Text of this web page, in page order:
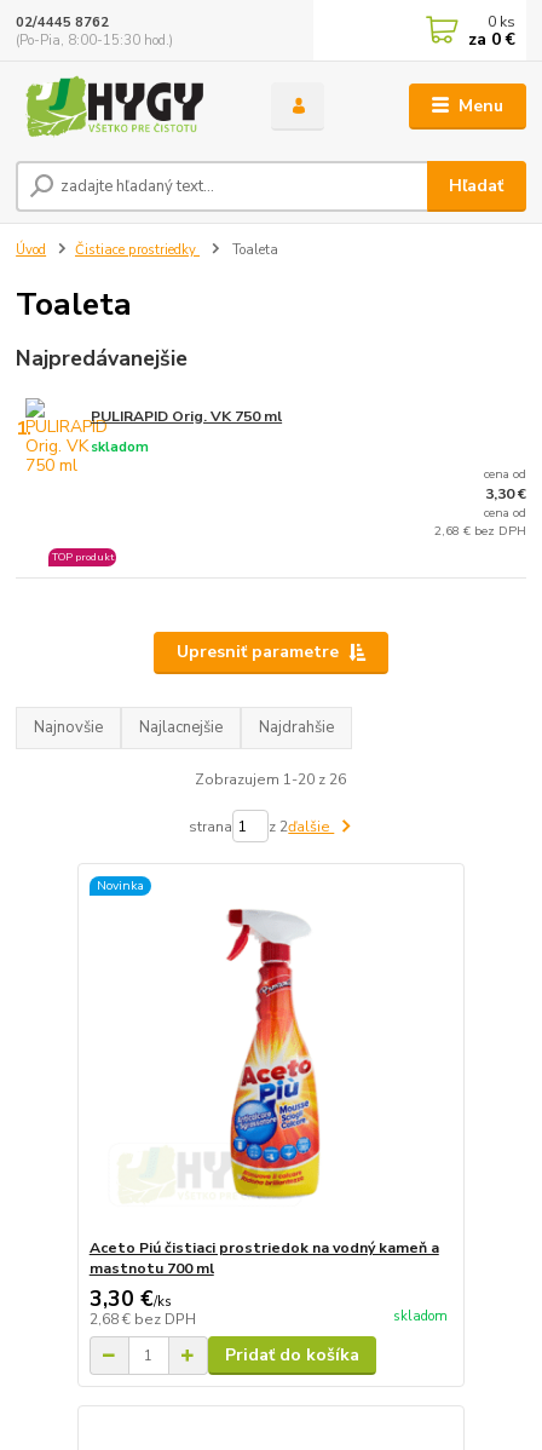
Menu
Hľadať
02/4445 8762
(Po-Pia, 8:00-15:30 hod.)
0 ks
za 0 €
Úvod Čistiace prostriedky Toaleta
Toaleta
Najpredávanejšie
1. PULIRAPID Orig. VK 750 ml
skladom
TOP produkt
cena od
3,30 €
cena od
2,68 € bez DPH
Upresniť parametre
Najnovšie Najlacnejšie Najdrahšie
Zobrazujem 1-20 z 26
strana z 2ďalšie
Novinka
Aceto Piú čistiaci prostriedok na vodný kameň a
mastnotu 700 ml
3,30 €/ks
2,68 € bez DPH skladom
Pridať do košíka